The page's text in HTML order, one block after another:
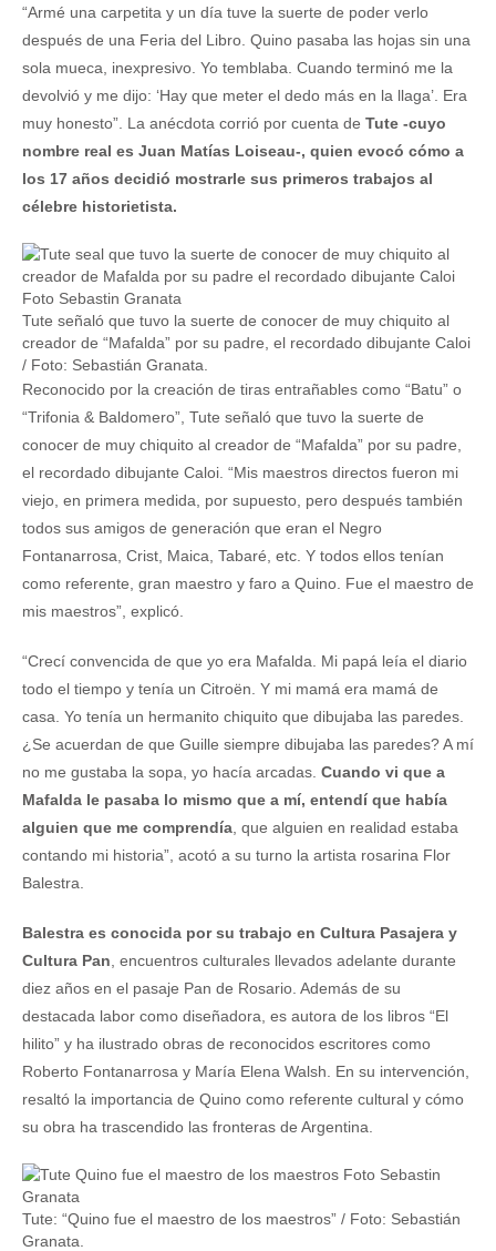
“Armé una carpetita y un día tuve la suerte de poder verlo
después de una Feria del Libro. Quino pasaba las hojas sin una
sola mueca, inexpresivo. Yo temblaba. Cuando terminó me la
devolvió y me dijo: ‘Hay que meter el dedo más en la llaga’. Era
muy honesto”. La anécdota corrió por cuenta de Tute -cuyo
nombre real es Juan Matías Loiseau-, quien evocó cómo a
los 17 años decidió mostrarle sus primeros trabajos al
célebre historietista.
Tute señaló que tuvo la suerte de conocer de muy chiquito al
creador de “Mafalda” por su padre, el recordado dibujante Caloi
/ Foto: Sebastián Granata.
Reconocido por la creación de tiras entrañables como “Batu” o
“Trifonia & Baldomero”, Tute señaló que tuvo la suerte de
conocer de muy chiquito al creador de “Mafalda” por su padre,
el recordado dibujante Caloi. “Mis maestros directos fueron mi
viejo, en primera medida, por supuesto, pero después también
todos sus amigos de generación que eran el Negro
Fontanarrosa, Crist, Maica, Tabaré, etc. Y todos ellos tenían
como referente, gran maestro y faro a Quino. Fue el maestro de
mis maestros”, explicó.
“Crecí convencida de que yo era Mafalda. Mi papá leía el diario
todo el tiempo y tenía un Citroën. Y mi mamá era mamá de
casa. Yo tenía un hermanito chiquito que dibujaba las paredes.
¿Se acuerdan de que Guille siempre dibujaba las paredes? A mí
no me gustaba la sopa, yo hacía arcadas. Cuando vi que a
Mafalda le pasaba lo mismo que a mí, entendí que había
alguien que me comprendía , que alguien en realidad estaba
contando mi historia”, acotó a su turno la artista rosarina Flor
Balestra.
Balestra es conocida por su trabajo en Cultura Pasajera y
Cultura Pan , encuentros culturales llevados adelante durante
diez años en el pasaje Pan de Rosario. Además de su
destacada labor como diseñadora, es autora de los libros “El
hilito” y ha ilustrado obras de reconocidos escritores como
Roberto Fontanarrosa y María Elena Walsh. En su intervención,
resaltó la importancia de Quino como referente cultural y cómo
su obra ha trascendido las fronteras de Argentina.
Tute: “Quino fue el maestro de los maestros” / Foto: Sebastián
Granata.